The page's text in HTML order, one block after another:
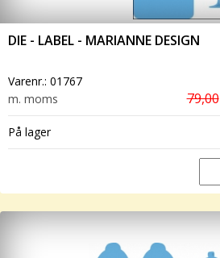
DIE - LABEL - MARIANNE DESIGN
Varenr.: 01767
m. moms
79,00
På lager